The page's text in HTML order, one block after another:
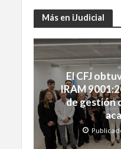
Más en iJudicial
El CFJ
IRAM
de gestión